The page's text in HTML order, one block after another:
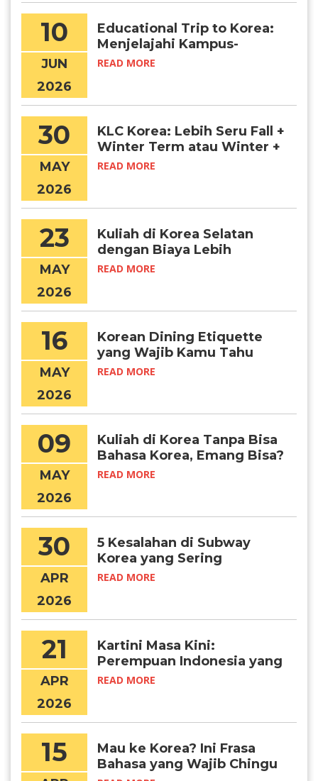
10
JUN
2026
Educational Trip to Korea:
Menjelajahi Kampus-
Kampus Terbaik di Korea
READ MORE
30
MAY
2026
KLC Korea: Lebih Seru Fall +
Winter Term atau Winter +
Spring Term?
READ MORE
23
MAY
2026
Kuliah di Korea Selatan
dengan Biaya Lebih
Terjangkau? Daejeon
READ MORE
16
MAY
2026
Korean Dining Etiquette
yang Wajib Kamu Tahu
Sebelum Makan Bareng
READ MORE
09
MAY
2026
Kuliah di Korea Tanpa Bisa
Bahasa Korea, Emang Bisa?
READ MORE
30
APR
2026
5 Kesalahan di Subway
Korea yang Sering
Dilakukan Turis
READ MORE
21
APR
2026
Kartini Masa Kini:
Perempuan Indonesia yang
Menembus Batas Lewat
READ MORE
15
Mau ke Korea? Ini Frasa
Bahasa yang Wajib Chingu